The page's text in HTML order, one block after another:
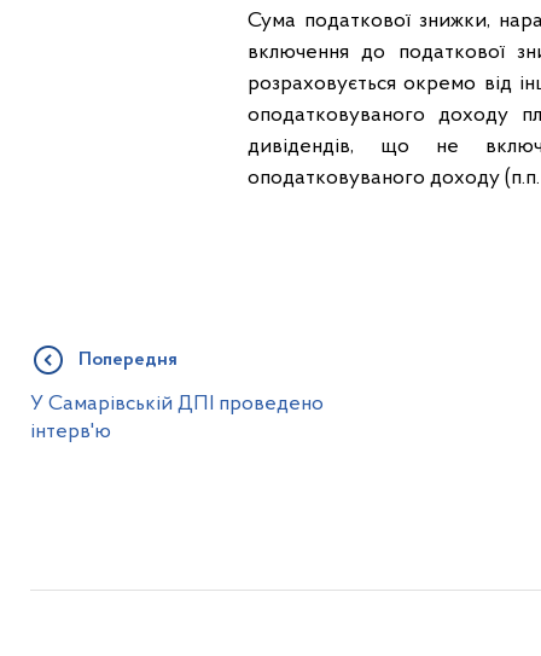
Сума податкової знижки,
включення до податкової
розраховується окремо від
оподатковуваного доходу
дивідендів, що не
оподатковуваного доходу (п.п.
Попередня
У Самарівській ДПІ проведено
інтерв'ю